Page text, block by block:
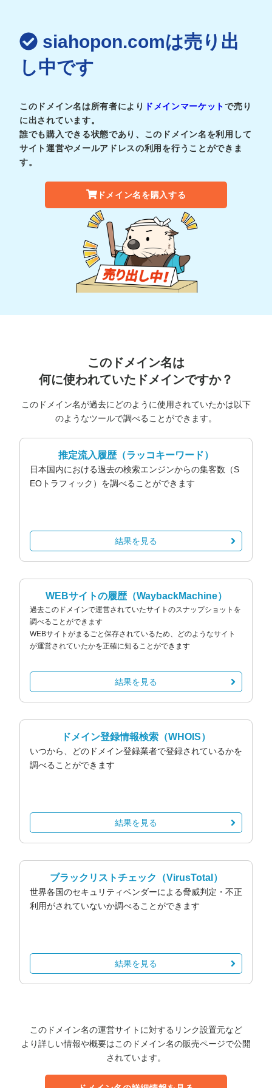
siahopon.comは売り出
し中です
このドメイン名は所有者により ドメインマーケットで売り
に出されています。
誰でも購入できる状態であり、このドメイン名を利用して
サイト運営やメールアドレスの利用を行うことができま
す。
ドメイン名を購入する
このドメイン名は
何に使われていたドメインですか？
このドメイン名が過去にどのように使用されていたかは以下
のようなツールで調べることができます。
推定流入履歴（ラッコキーワード）
日本国内における過去の検索エンジンからの集客数（S
EOトラフィック）を調べることができます
結果を見る
WEBサイトの履歴（WaybackMachine）
過去このドメインで運営されていたサイトのスナップショットを
調べることができます
WEBサイトがまるごと保存されているため、どのようなサイト
が運営されていたかを正確に知ることができます
結果を見る
ドメイン登録情報検索 （WHOIS）
いつから、どのドメイン登録業者で登録されているかを
調べることができます
結果を見る
ブラックリストチェック （VirusTotal）
世界各国のセキュリティベンダーによる脅威判定・不正
利用がされていないか調べることができます
結果を見る
このドメイン名の運営サイトに対するリンク設置元など
より詳しい情報や概要はこのドメイン名の販売ページで公開
されています。